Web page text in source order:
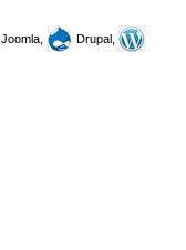
Joomla,
Drupal,